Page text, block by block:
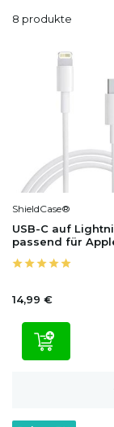
8 produkte
ShieldCase®
USB-C auf
passend für
14,99 €